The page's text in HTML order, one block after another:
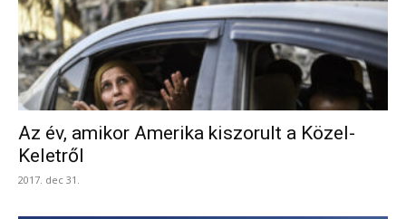
Az év, amikor Amerika kiszorult a Közel-
Keletről
2017. dec 31.